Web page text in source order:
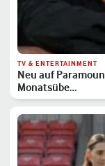
TV & ENTERTAINMENT
Neu auf
Monatsübe…